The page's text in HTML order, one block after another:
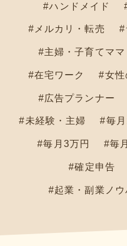
#ハンドメイド
#メルカリ・転売 #
#主婦・子育てママ
#在宅ワーク #女性
#広告プランナー
#未経験・主婦 #毎
#毎月3万円 #毎
#確定申告
#起業・副業ノウ